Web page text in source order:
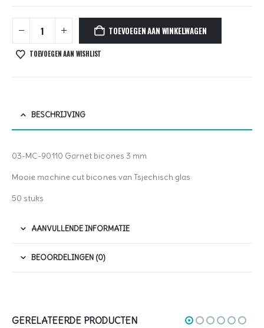
TOEVOEGEN AAN WINKELWAGEN
TOEVOEGEN AAN WISHLIST
BESCHRIJVING
03-MC-90110 Garnet bicones 3 mm
Mooie machine cut bicones van Tsjechisch glas
50 stuks
AANVULLENDE INFORMATIE
BEOORDELINGEN (0)
GERELATEERDE PRODUCTEN